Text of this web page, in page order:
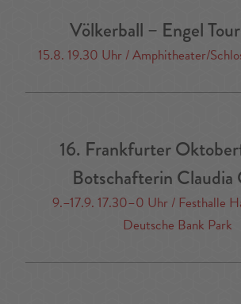
Völkerball – Engel
15.8. 19.30 Uhr / Amphitheater/
16. Frankfurter
Botschafterin
9.–17.9. 17.30–0 Uhr / Festhalle
Deutsche Bank Park